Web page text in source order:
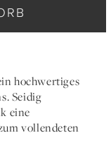
hochwertiges
Seidig
eine
vollendeten